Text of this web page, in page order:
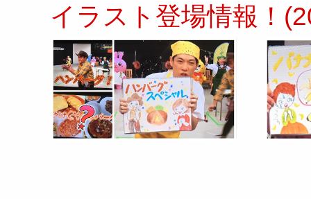
イラスト登場情報！